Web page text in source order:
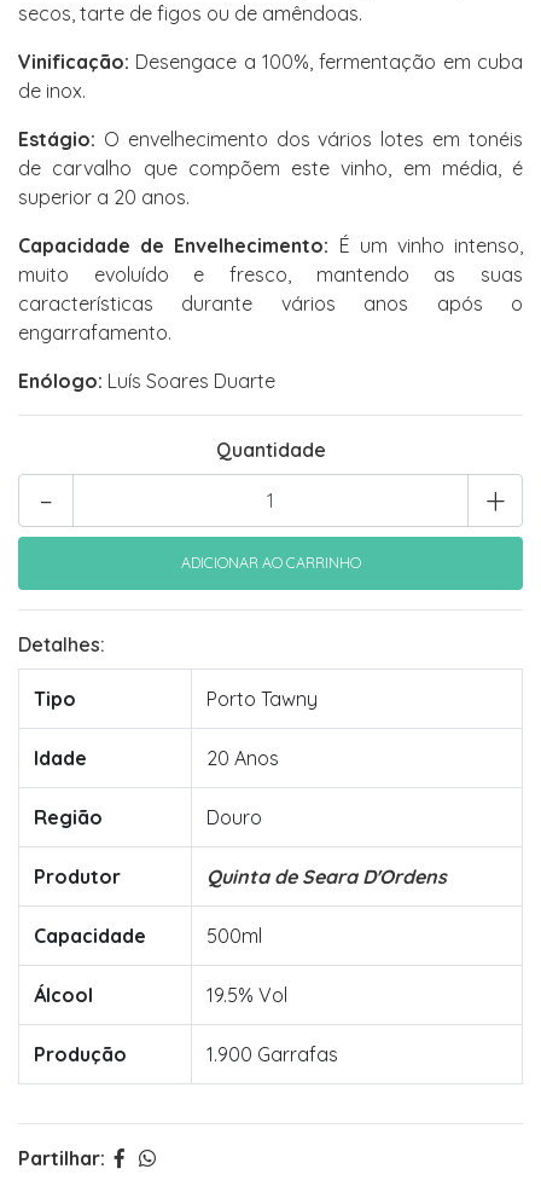
secos, tarte de figos ou de amêndoas.
Vinificação: Desengace a 100%, fermentação em cuba
de inox.
Estágio: O envelhecimento dos vários lotes em tonéis
de carvalho que compõem este vinho, em média, é
superior a 20 anos.
Capacidade de Envelhecimento: É um vinho intenso,
muito evoluído e fresco, mantendo as suas
características durante vários anos após o
engarrafamento.
Enólogo: Luís Soares Duarte
Quantidade
+
-
Detalhes:
Tipo Porto Tawny
Idade 20 Anos
Região Douro
Produtor Quinta de Seara D'Ordens
Capacidade 500ml
Álcool 19.5% Vol
Produção 1.900 Garrafas
Partilhar: